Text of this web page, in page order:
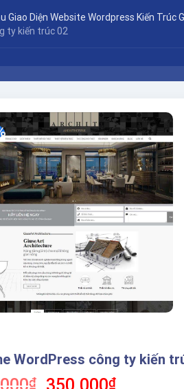
Giao Diện Website Wordpress Kiến Trúc
ty kiến trúc 02
WordPress công ty kiến
₫
Giá
₫Giá